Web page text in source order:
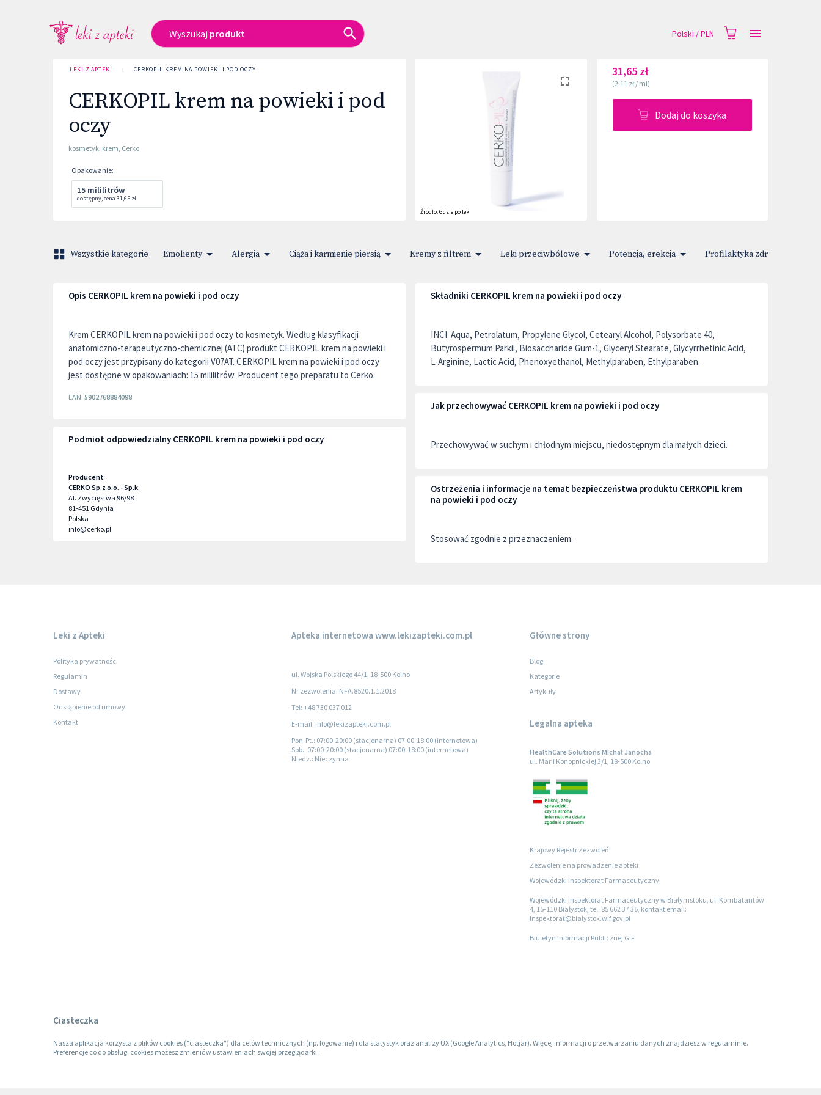
Wyszukaj produkt Polski /PLN
LEKI Z APTEKI › CERKOPIL KREM NA POWIEKI I POD OCZY
CERKOPIL krem na powieki i pod
oczy
kosmetyk, krem, Cerko
Opakowanie:
15 mililitrów
dostępny,cena 31,65 zł
Źródło:Gdzie po lek
31,65 zł
(2,11 zł/ ml)
Dodaj do koszyka
Wszystkie kategorie Emolienty Alergia Ciąża i karmienie piersią Kremy z filtrem Leki przeciwbólowe Potencja, erekcja Profilaktyka zdrowia
Opis CERKOPIL krem na powieki i pod oczy
Krem CERKOPIL krem na powieki i pod oczy to kosmetyk. Według klasyfikacji
anatomiczno-terapeutyczno-chemicznej (ATC) produkt CERKOPIL krem na powieki i
pod oczy jest przypisany do kategorii V07AT. CERKOPIL krem na powieki i pod oczy
jest dostępne w opakowaniach: 15 mililitrów. Producent tego preparatu to Cerko.
EAN: 5902768884098
Podmiot odpowiedzialny CERKOPIL krem na powieki i pod oczy
Producent
CERKO Sp.z o.o. - Sp.k.
Al. Zwycięstwa 96/98
81-451 Gdynia
Polska
info@cerko.pl
Składniki CERKOPIL krem na powieki i pod oczy
INCI: Aqua, Petrolatum, Propylene Glycol, Cetearyl Alcohol, Polysorbate 40,
Butyrospermum Parkii, Biosaccharide Gum-1, Glyceryl Stearate, Glycyrrhetinic Acid,
L-Arginine, Lactic Acid, Phenoxyethanol, Methylparaben, Ethylparaben.
Jak przechowywać CERKOPIL krem na powieki i pod oczy
Przechowywać w suchym i chłodnym miejscu, niedostępnym dla małych dzieci.
Ostrzeżenia i informacje na temat bezpieczeństwa produktu CERKOPIL krem
na powieki i pod oczy
Stosować zgodnie z przeznaczeniem.
Leki z Apteki
Polityka prywatności
Regulamin
Dostawy
Odstąpienie od umowy
Kontakt
Apteka internetowa www.lekizapteki.com.pl
ul. Wojska Polskiego 44/1, 18-500 Kolno
Nr zezwolenia: NFA.8520.1.1.2018
Tel: +48 730 037 012
E-mail: info@lekizapteki.com.pl
Pon-Pt.: 07:00-20:00 (stacjonarna) 07:00-18:00 (internetowa)
Sob.: 07:00-20:00 (stacjonarna) 07:00-18:00 (internetowa)
Niedz.: Nieczynna
Główne strony
Blog
Kategorie
Artykuły
Legalna apteka
HealthCare Solutions Michał Janocha
ul. Marii Konopnickiej 3/1, 18-500 Kolno
Krajowy Rejestr Zezwoleń
Zezwolenie na prowadzenie apteki
Wojewódzki Inspektorat Farmaceutyczny
Wojewódzki Inspektorat Farmaceutyczny w Białymstoku, ul. Kombatantów
4, 15-110 Białystok, tel. 85 662 37 36, kontakt email:
inspektorat@bialystok.wif.gov.pl
Biuletyn Informacji Publicznej GIF
Ciasteczka
Nasza aplikacja korzysta z plików cookies ("ciasteczka") dla celów technicznych (np. logowanie) i dla statystyk oraz analizy UX (Google Analytics, Hotjar). Więcej informacji o przetwarzaniu danych znajdziesz w regulaminie.
Preferencje co do obsługi cookies możesz zmienić w ustawieniach swojej przeglądarki.